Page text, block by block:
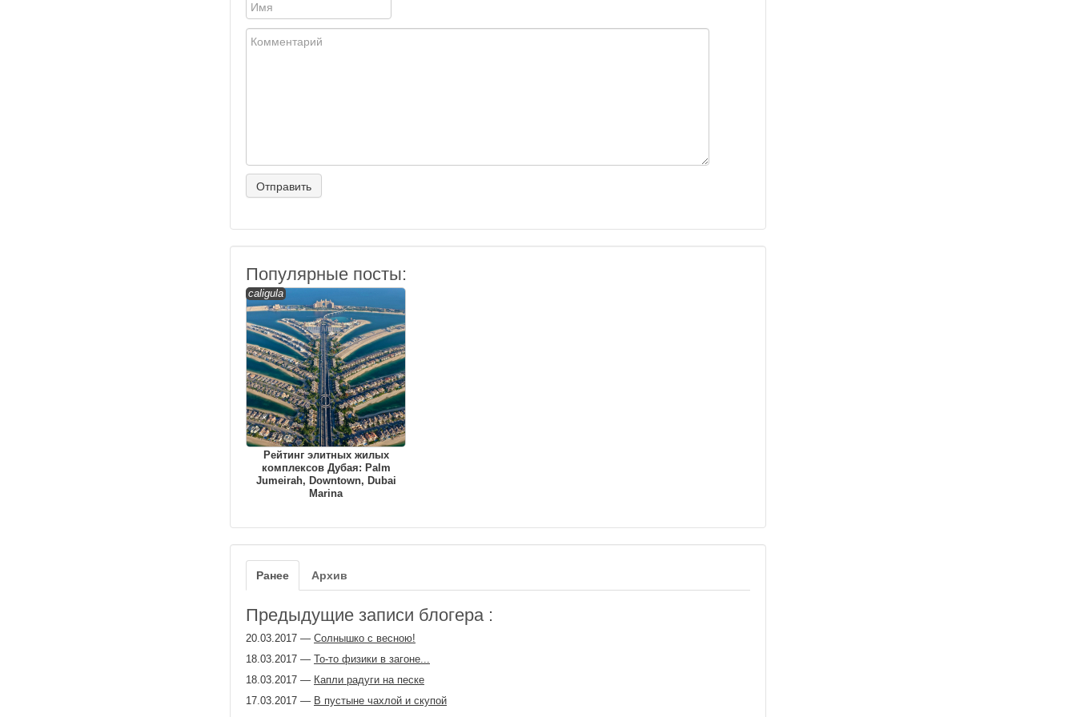
Популярные посты:
caligula
Рейтинг элитных жилых
комплексов Дубая: Palm
Jumeirah, Downtown, Dubai
Marina
Ранее Архив
Предыдущие записи блогера :
20.03.2017 — Солнышко с весною!
18.03.2017 — То-то физики в загоне...
18.03.2017 — Капли радуги на песке
17.03.2017 — В пустыне чахлой и скупой